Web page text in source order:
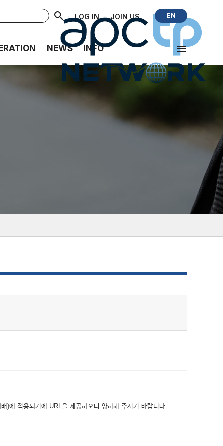
· LOG IN · JOIN US EN
NEWS INFO
)에 적용되기에 URL을 제공하오니 양해해 주시기 바랍니다.